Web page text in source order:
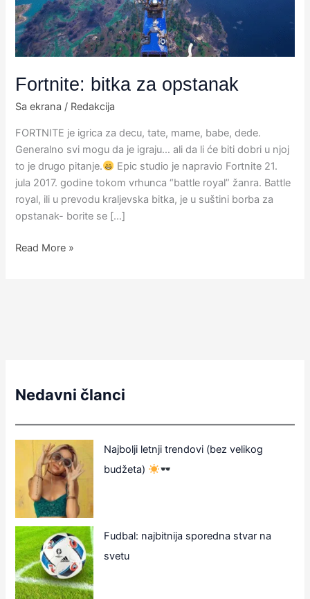
Fortnite: bitka za opstanak
Sa ekrana / Redakcija
​FORTNITE je igrica za decu, tate, mame, babe, dede.
Generalno svi mogu da je igraju… ali da li će biti dobri u njoj
to je drugo pitanje.
​Epic studio je napravio Fortnite 21.
jula 2017. godine tokom vrhunca “battle royal” žanra.​ Battle
royal, ili u prevodu kraljevska bitka, je u suštini borba za
opstanak- borite se […]
Read More »
Nedavni članci
Najbolji letnji trendovi (bez velikog
budžeta)
Fudbal: najbitnija sporedna stvar na
svetu